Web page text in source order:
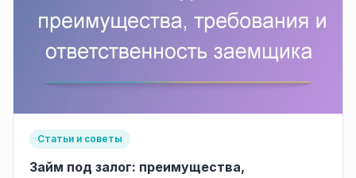
Статьи и советы
Займ под залог: преимущества,